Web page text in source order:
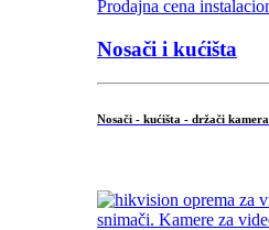
Nosači i kućišta
Nosači - kućišta - držači kamera